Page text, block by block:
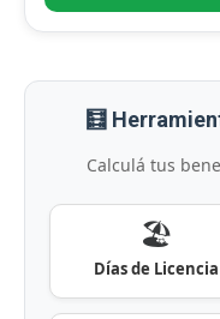
🧮
Calculá tus
🏖️
Días de Licencia